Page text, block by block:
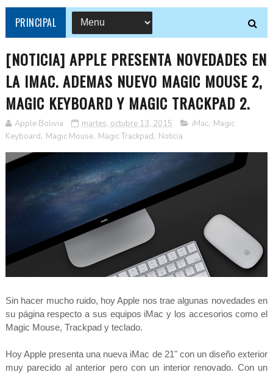
PRINCIPAL
[NOTICIA] APPLE PRESENTA NOVEDADES EN
LA IMAC. ADEMAS NUEVO MAGIC MOUSE 2,
MAGIC KEYBOARD Y MAGIC TRACKPAD 2.
Apple Bolivia martes, octubre 13, 2015 iMac, Magic
Keyboard, Magic Mouse, Magic Trackpad, Noticia
Sin hacer mucho ruido, hoy Apple nos trae algunas novedades en
su página respecto a sus equipos iMac y los accesorios como el
Magic Mouse, Trackpad y teclado.
Hoy Apple presenta una nueva iMac de 21" con un diseño exterior
muy parecido al anterior pero con un interior renovado. Con un